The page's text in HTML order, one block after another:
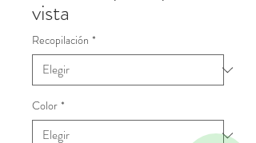
vista
Recopilación *
Color *